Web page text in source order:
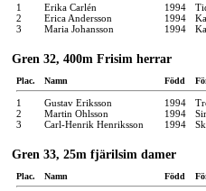
1 Erika Carlén 1994
2
Erica Andersson 1994
3
Maria Johansson 1994
Gren 32, 400m Frisim herrar
Plac. Namn Född
1 Gustav Eriksson 1994
2
Martin Ohlsson 1994
3
Carl-Henrik Henriksson 1994
Gren 33, 25m fjärilsim damer
Plac. Namn Född